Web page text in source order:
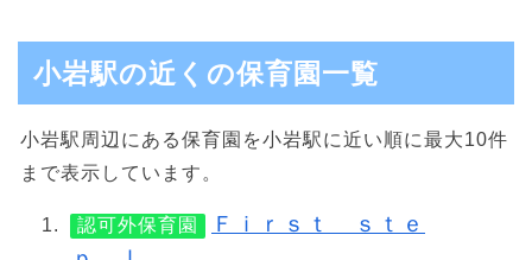
小岩駅の近くの保育園一覧
小岩駅周辺にある保育園を小岩駅に近い順に最大10件
まで表示しています。
認可外保育園
Ｆｉｒｓｔ ｓｔｅ